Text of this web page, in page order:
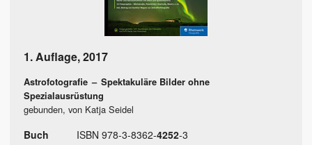
1. Auflage,2017
Astrofotografie – Spektakuläre Bilder ohne
Spezialausrüstung
gebunden, von Katja Seidel
Buch ISBN 978-3-8362-4252-3